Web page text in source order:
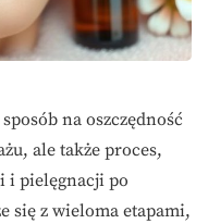
na oszczędność
ale także proces,
i pielęgnacji po
się z wieloma etapami,